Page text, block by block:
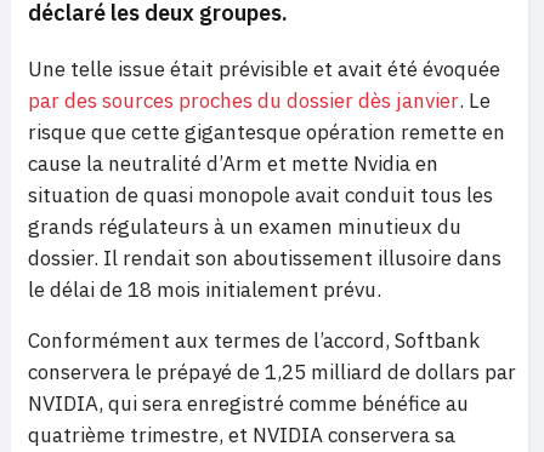
déclaré les deux groupes.
Une telle issue était prévisible et avait été évoquée
par des sources proches du dossier dès janvier. Le
risque que cette gigantesque opération remette en
cause la neutralité d’Arm et mette Nvidia en
situation de quasi monopole avait conduit tous les
grands régulateurs à un examen minutieux du
dossier. Il rendait son aboutissement illusoire dans
le délai de 18 mois initialement prévu.
Conformément aux termes de l’accord, Softbank
conservera le prépayé de 1,25 milliard de dollars par
NVIDIA, qui sera enregistré comme bénéfice au
quatrième trimestre, et NVIDIA conservera sa